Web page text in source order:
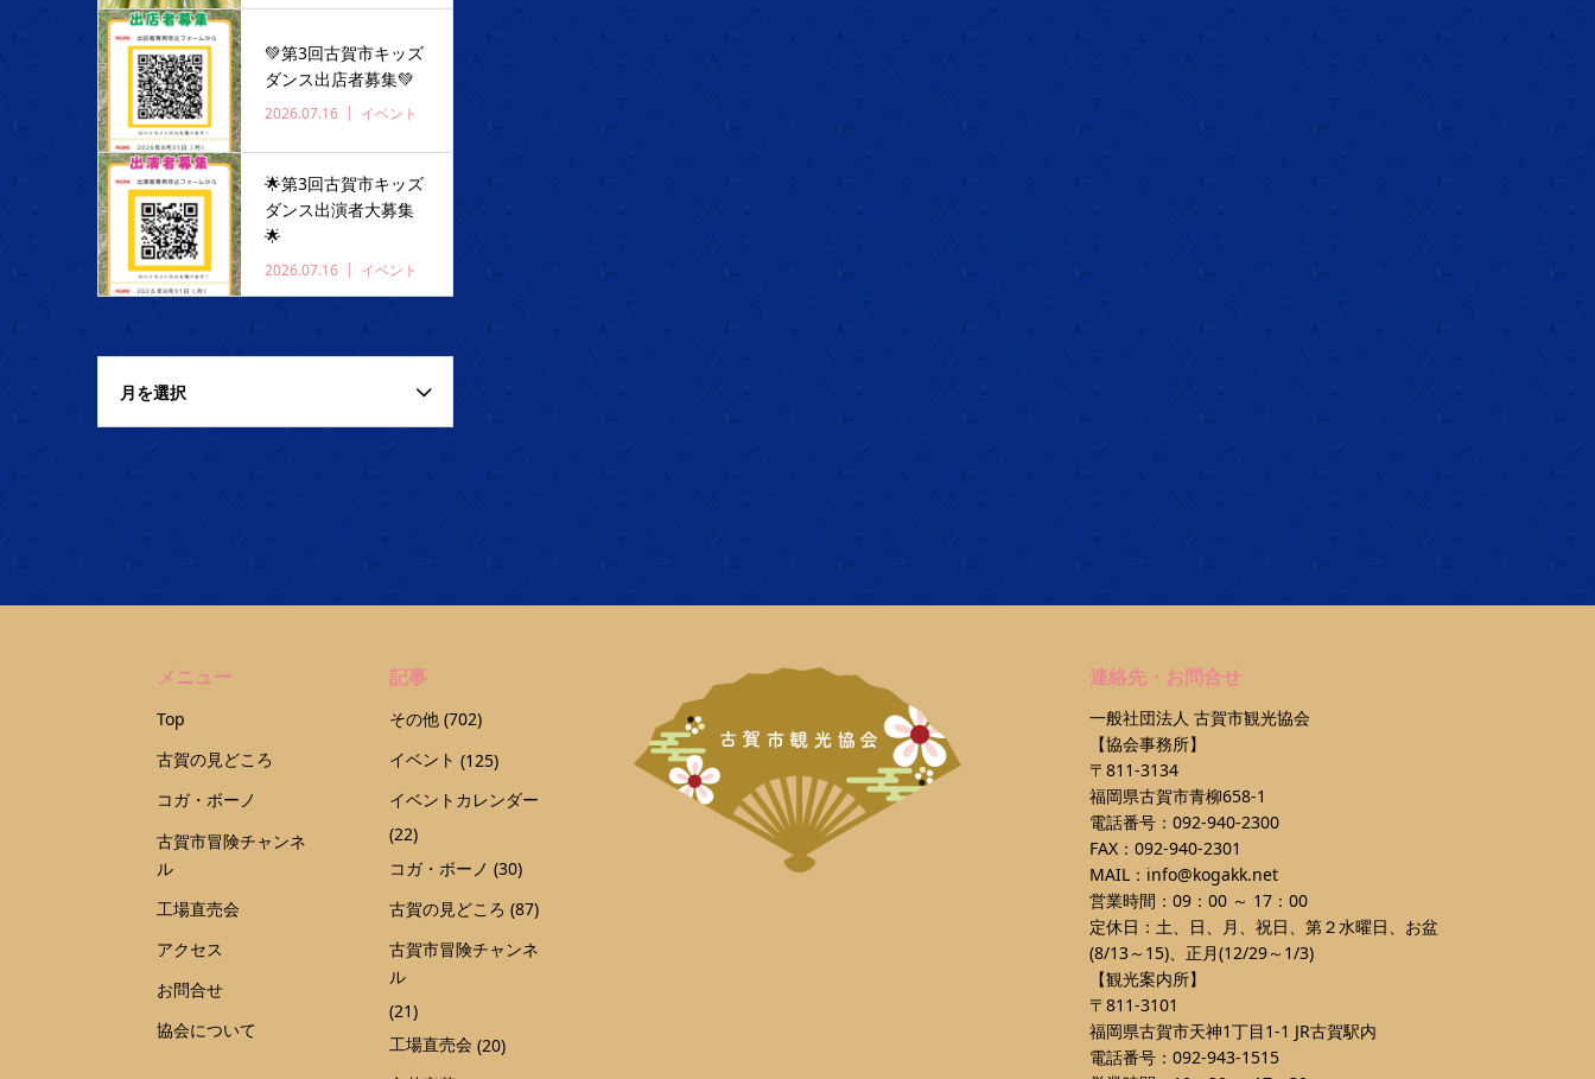
💚第3回古賀市キッズ
ダンス出店者募集💚
2026.07.16 イベント
🌟第3回古賀市キッズ
ダンス出演者大募集
🌟
2026.07.16 イベント
月を選択
メニュー
Top
古賀の見どころ
コガ・ボーノ
古賀市冒険チャンネ
ル
工場直売会
アクセス
お問合せ
協会について
記事
その他 (702)
イベント (125)
イベントカレンダー
(22)
コガ・ボーノ (30)
古賀の見どころ (87)
古賀市冒険チャンネ
ル
(21)
工場直売会 (20)
連絡先・お問合せ
一般社団法人 古賀市観光協会
【協会事務所】
〒811-3134
福岡県古賀市青柳658-1
電話番号：092-940-2300
FAX：092-940-2301
MAIL：info@kogakk.net
営業時間：09：00 ～ 17：00
定休日：土、日、月、祝日、第２水曜日、お盆
(8/13～15)、正月(12/29～1/3)
【観光案内所】
〒811-3101
福岡県古賀市天神1丁目1-1 JR古賀駅内
電話番号：092-943-1515